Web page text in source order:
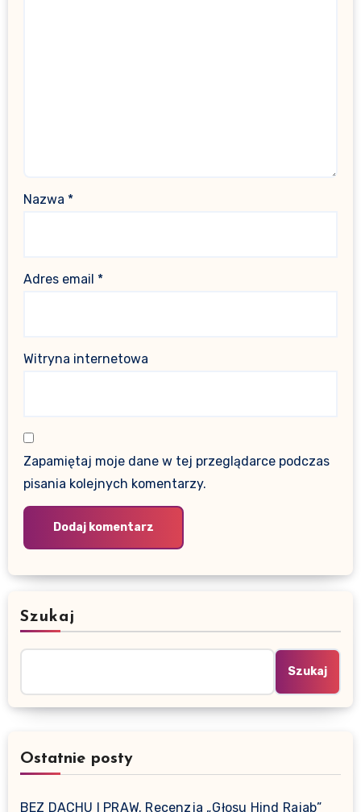
Nazwa *
Adres email *
Witryna internetowa
Zapamiętaj moje dane w tej przeglądarce podczas
pisania kolejnych komentarzy.
Szukaj
Szukaj
Ostatnie posty
BEZ DACHU I PRAW. Recenzja „Głosu Hind Rajab”